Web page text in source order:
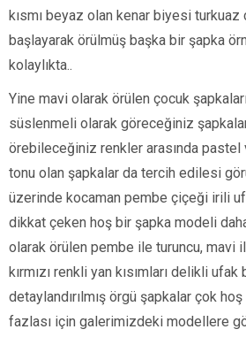
kısmı beyaz olan kenar biyesi turkuaz
başlayarak örülmüş başka bir şapka
kolaylıkta..
Yine mavi olarak örülen çocuk
süslenmeli olarak göreceğiniz
örebileceğiniz renkler arasında
tonu olan şapkalar da tercih edilesi
üzerinde kocaman pembe çiçeği irili
dikkat çeken hoş bir şapka modeli
olarak örülen pembe ile turuncu, mavi
kırmızı renkli yan kısımları delikli
detaylandırılmış örgü şapkalar çok
fazlası için galerimizdeki modellere